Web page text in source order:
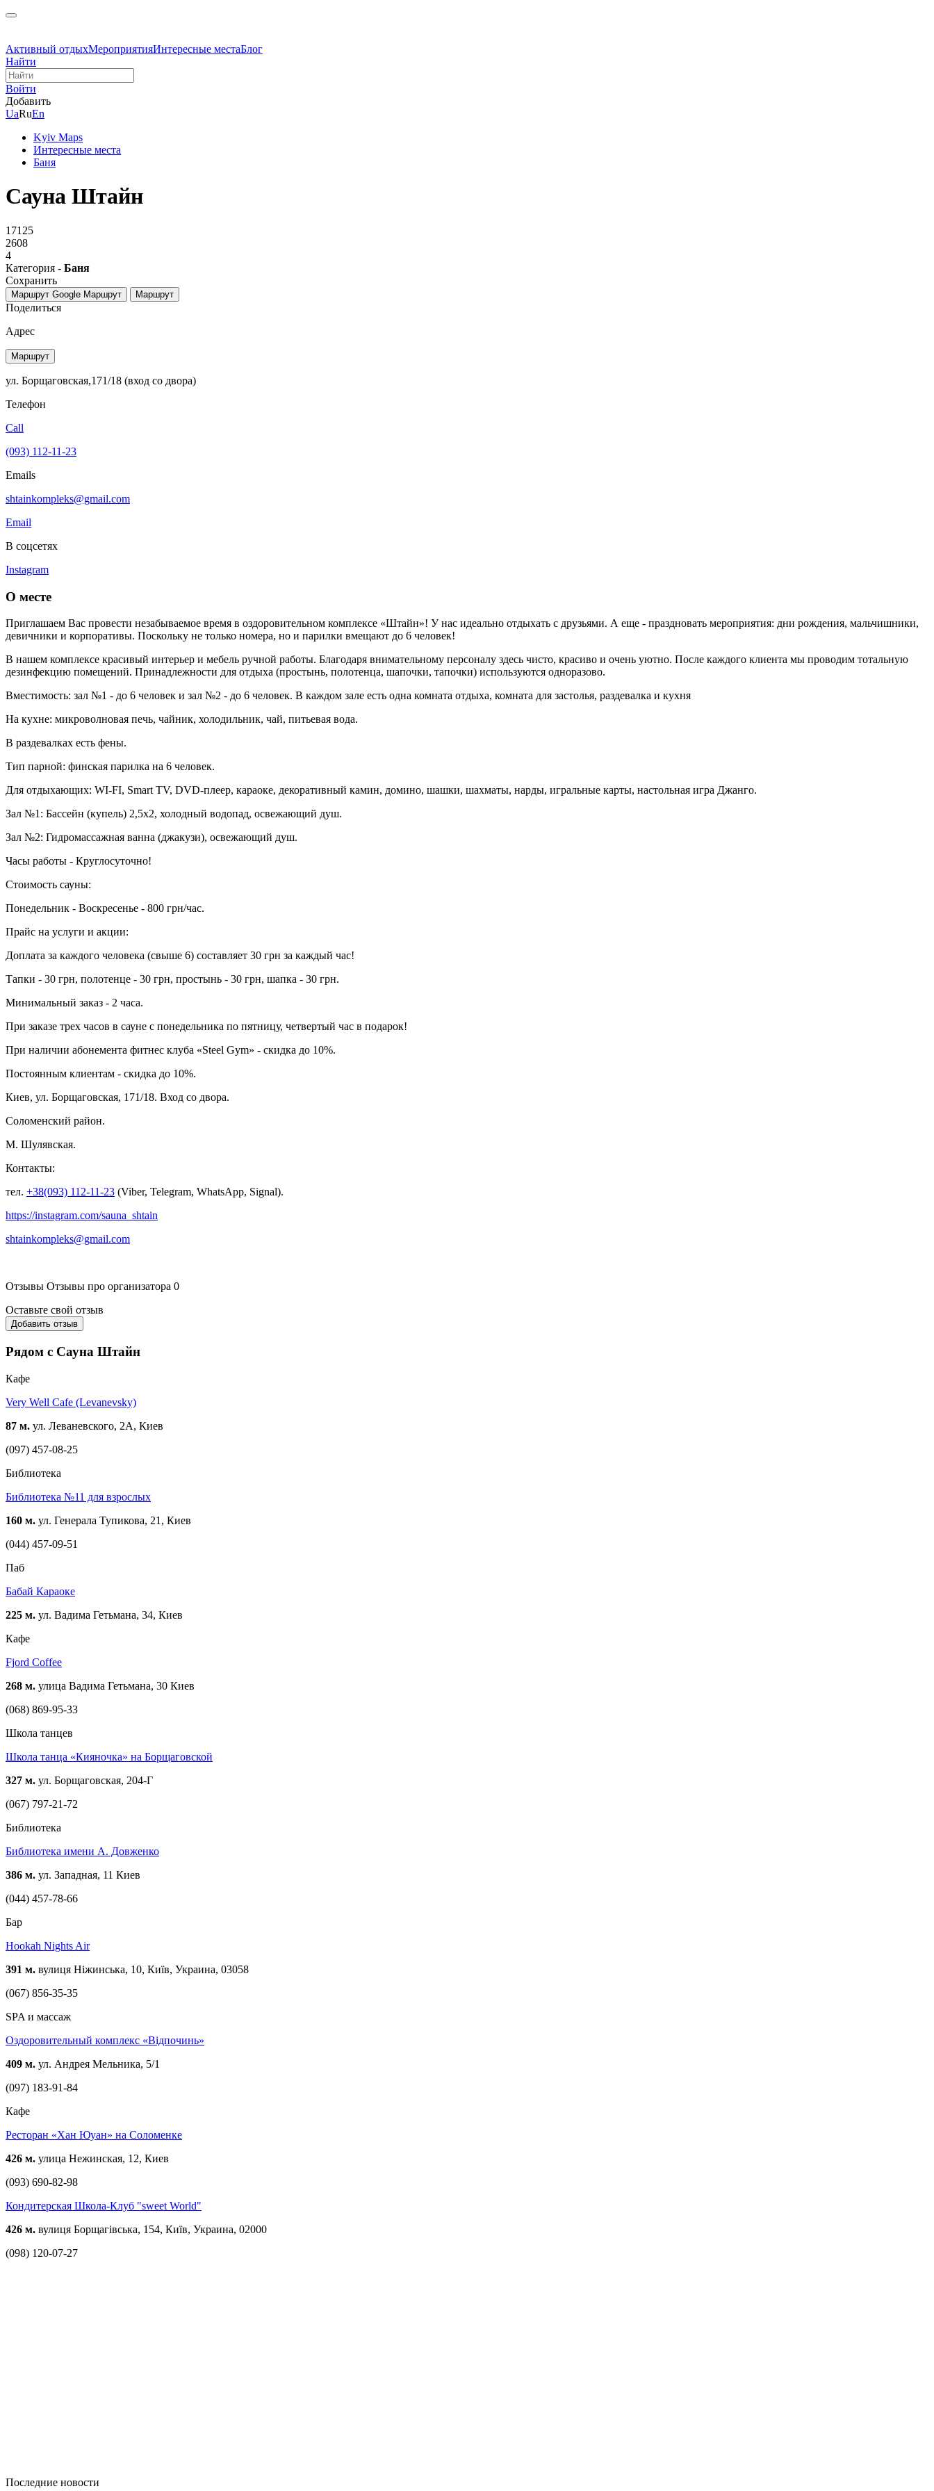
Активный отдыхМероприятияИнтересные местаБлог
Найти
Войти
Добавить
UaRuEn
Kyiv Maps
Интересные места
Баня
Сауна Штайн
17125
2608
4
Категория - Баня
Сохранить
Маршрут Google Маршрут Маршрут
Поделиться
Адрес
Маршрут
ул. Борщаговская,171/18 (вход со двора)
Телефон
Call
(093) 112-11-23
Emails
shtainkompleks@gmail.com
Email
В соцсетях
Instagram
О месте
Приглашаем Вас провести незабываемое время в оздоровительном комплексе «Штайн»! У нас идеально отдыхать с друзьями. А еще - праздновать мероприятия: дни рождения, мальчишники,
девичники и корпоративы. Поскольку не только номера, но и парилки вмещают до 6 человек!
В нашем комплексе красивый интерьер и мебель ручной работы. Благодаря внимательному персоналу здесь чисто, красиво и очень уютно. После каждого клиента мы проводим тотальную
дезинфекцию помещений. Принадлежности для отдыха (простынь, полотенца, шапочки, тапочки) используются одноразово.
Вместимость: зал №1 - до 6 человек и зал №2 - до 6 человек. В каждом зале есть одна комната отдыха, комната для застолья, раздевалка и кухня
На кухне: микроволновая печь, чайник, холодильник, чай, питьевая вода.
В раздевалках есть фены.
Тип парной: финская парилка на 6 человек.
Для отдыхающих: WI-FI, Smart TV, DVD-плеер, караоке, декоративный камин, домино, шашки, шахматы, нарды, игральные карты, настольная игра Джанго.
Зал №1: Бассейн (купель) 2,5х2, холодный водопад, освежающий душ.
Зал №2: Гидромассажная ванна (джакузи), освежающий душ.
Часы работы - Круглосуточно!
Стоимость сауны:
Понедельник - Воскресенье - 800 грн/час.
Прайс на услуги и акции:
Доплата за каждого человека (свыше 6) составляет 30 грн за каждый час!
Тапки - 30 грн, полотенце - 30 грн, простынь - 30 грн, шапка - 30 грн.
Минимальный заказ - 2 часа.
При заказе трех часов в сауне с понедельника по пятницу, четвертый час в подарок!
При наличии абонемента фитнес клуба «Steel Gym» - скидка до 10%.
Постоянным клиентам - скидка до 10%.
Киев, ул. Борщаговская, 171/18. Вход со двора.
Соломенский район.
М. Шулявская.
Контакты:
тел. +38(093) 112-11-23 (Viber, Telegram, WhatsApp, Signal).
https://instagram.com/sauna_shtain
shtainkompleks@gmail.com
Отзывы Отзывы про организатора 0
Оставьте свой отзыв
Добавить отзыв
Рядом с Сауна Штайн
Кафе
Very Well Cafe (Levanevsky)
87 м. ул. Леваневского, 2А, Киев
(097) 457-08-25
Библиотека
Библиотека №11 для взрослых
160 м. ул. Генерала Тупикова, 21, Киев
(044) 457-09-51
Паб
Бабай Караоке
225 м. ул. Вадима Гетьмана, 34, Киев
Кафе
Fjord Coffee
268 м. улица Вадима Гетьмана, 30 Киев
(068) 869-95-33
Школа танцев
Школа танца «Кияночка» на Борщаговской
327 м. ул. Борщаговская, 204-Г
(067) 797-21-72
Библиотека
Библиотека имени А. Довженко
386 м. ул. Западная, 11 Киев
(044) 457-78-66
Бар
Hookah Nights Air
391 м. вулиця Ніжинська, 10, Київ, Украина, 03058
(067) 856-35-35
SPA и массаж
Оздоровительный комплекс «Відпочинь»
409 м. ул. Андрея Мельника, 5/1
(097) 183-91-84
Кафе
Ресторан «Хан Юуан» на Соломенке
426 м. улица Нежинская, 12, Киев
(093) 690-82-98
Кондитерская Школа-Клуб "sweet World"
426 м. вулиця Борщагівська, 154, Київ, Украина, 02000
(098) 120-07-27
Последние новости